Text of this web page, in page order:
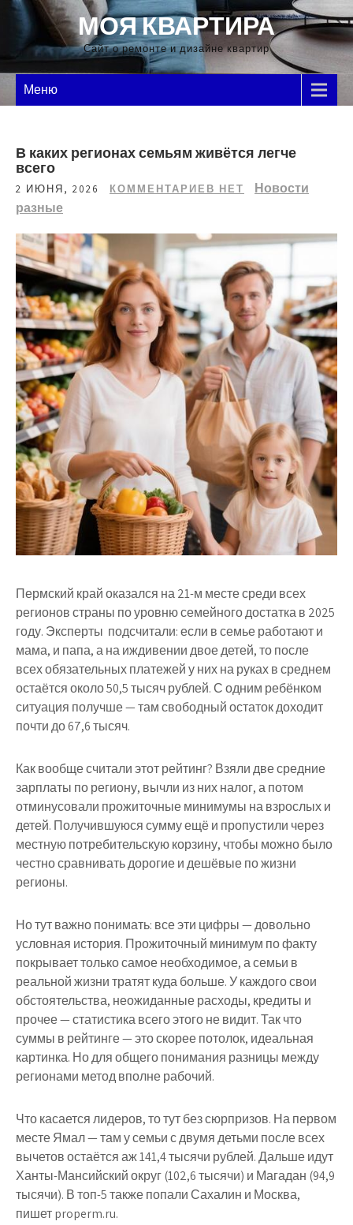
Перейти
содержимому
МОЯ КВАРТИРА
Сайт о ремонте и дизайне квартир
Меню
В каких регионах семьям живётся легче
всего
2 ИЮНЯ, 2026 КОММЕНТАРИЕВ НЕТ
Новости
разные
Пермский край оказался на 21-м месте среди всех
регионов страны по уровню семейного достатка в 2025
году. Эксперты подсчитали: если в семье работают и
мама, и папа, а на иждивении двое детей, то после
всех обязательных платежей у них на руках в среднем
остаётся около 50,5 тысяч рублей. С одним ребёнком
ситуация получше — там свободный остаток доходит
почти до 67,6 тысяч.
Как вообще считали этот рейтинг? Взяли две средние
зарплаты по региону, вычли из них налог, а потом
отминусовали прожиточные минимумы на взрослых и
детей. Получившуюся сумму ещё и пропустили через
местную потребительскую корзину, чтобы можно было
честно сравнивать дорогие и дешёвые по жизни
регионы.
Но тут важно понимать: все эти цифры — довольно
условная история. Прожиточный минимум по факту
покрывает только самое необходимое, а семьи в
реальной жизни тратят куда больше. У каждого свои
обстоятельства, неожиданные расходы, кредиты и
прочее — статистика всего этого не видит. Так что
суммы в рейтинге — это скорее потолок, идеальная
картинка. Но для общего понимания разницы между
регионами метод вполне рабочий.
Что касается лидеров, то тут без сюрпризов. На первом
месте Ямал — там у семьи с двумя детьми после всех
вычетов остаётся аж 141,4 тысячи рублей. Дальше идут
Ханты-Мансийский округ (102,6 тысячи) и Магадан (94,9
тысячи). В топ-5 также попали Сахалин и Москва,
пишет properm.ru.